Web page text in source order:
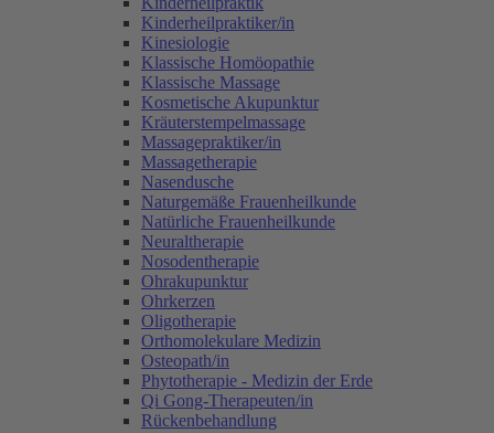
Kinderheilpraktiker/in
Kinesiologie
Klassische Homöopathie
Klassische Massage
Kosmetische Akupunktur
Kräuterstempelmassage
Massagepraktiker/in
Massagetherapie
Nasendusche
Naturgemäße Frauenheilkunde
Natürliche Frauenheilkunde
Neuraltherapie
Nosodentherapie
Ohrakupunktur
Ohrkerzen
Oligotherapie
Orthomolekulare Medizin
Osteopath/in
Phytotherapie - Medizin der Erde
Qi Gong-Therapeuten/in
Rückenbehandlung